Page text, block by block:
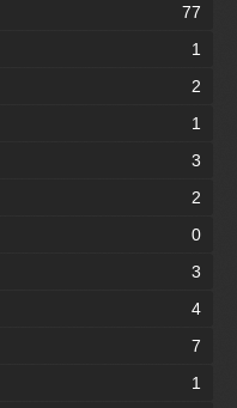
77
1
2
1
3
2
0
3
4
7
1